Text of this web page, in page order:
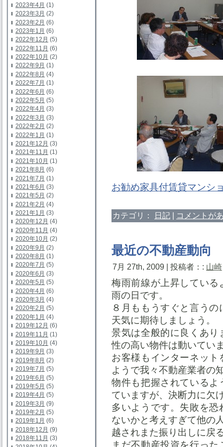
2023年4月 (1)
2023年3月 (2)
2023年2月 (6)
2023年1月 (6)
2022年12月 (5)
2022年11月 (6)
2022年10月 (2)
2022年9月 (1)
2022年8月 (4)
2022年7月 (1)
2022年6月 (6)
2022年5月 (5)
2022年4月 (3)
2022年3月 (3)
2022年2月 (2)
2022年1月 (1)
2021年12月 (3)
2021年11月 (1)
2021年10月 (1)
2021年8月 (6)
2021年7月 (1)
2021年6月 (3)
2021年5月 (2)
2021年2月 (4)
2021年1月 (3)
2020年12月 (4)
2020年11月 (4)
2020年10月 (2)
2020年9月 (2)
2020年8月 (1)
2020年7月 (5)
2020年6月 (3)
2020年5月 (5)
2020年4月 (6)
2020年3月 (4)
2020年2月 (5)
2020年1月 (4)
2019年12月 (6)
2019年11月 (1)
2019年10月 (4)
2019年9月 (3)
2019年8月 (2)
2019年7月 (5)
2019年6月 (5)
2019年5月 (5)
2019年4月 (5)
2019年3月 (9)
2019年2月 (5)
2019年1月 (6)
2018年12月 (9)
2018年11月 (3)
お勧め家具付賃貸マンシ
カテゴリ： 日記 | コメントが
最近の不動産動向
7月 27th, 2009 | 投稿者：: 山崎
梅雨前線が上昇してい
雨の日です。
８月ももうすぐと言う
天気に期待しましょう。
景気は全般的に良くあ
性の高い物件は動いてい
お客様もインターネッ
ようで我々不動産業者の
物件も把握されている
ていますが、決断力に欠
多いようです。失敗を
ないかと考えすぎて他の
越されまた振り出しに戻